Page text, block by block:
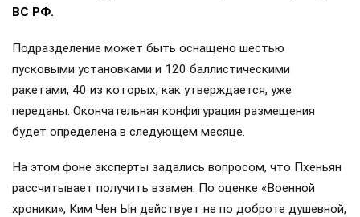
ВС РФ.
Подразделение может быть оснащено шестью
пусковыми установками и 120 баллистическими
ракетами, 40 из которых, как утверждается, уже
переданы. Окончательная конфигурация размещения
будет определена в следующем месяце.
На этом фоне эксперты задались вопросом, что Пхеньян
рассчитывает получить взамен. По оценке «Военной
хроники», Ким Чен Ын действует не по доброте душевной,